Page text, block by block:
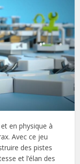
en physique à
Avec ce jeu
des pistes
et l’élan des